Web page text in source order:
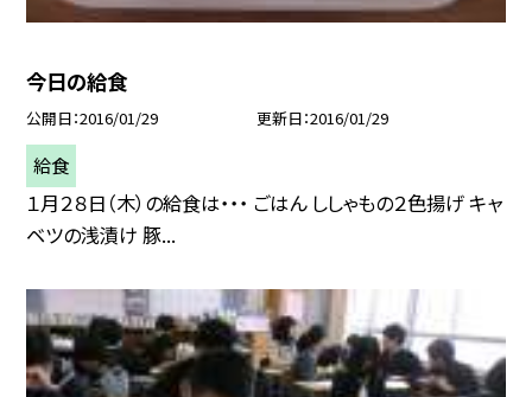
今日の給食
公開日 2016/01/29 更新日 2016/01/29
給食
１月２８日（木）の給食は・・・ ごはん ししゃもの２色揚げ キャ
ベツの浅漬け 豚...